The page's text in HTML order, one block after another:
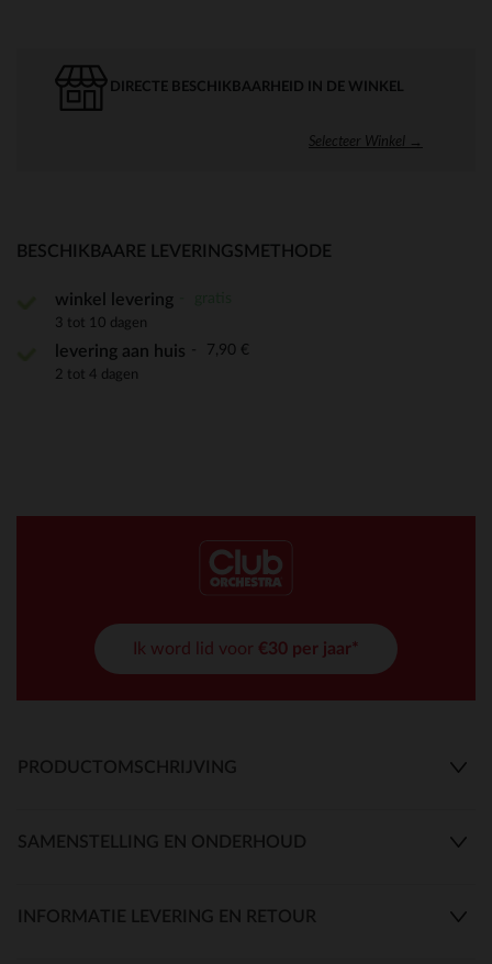
DIRECTE BESCHIKBAARHEID IN DE WINKEL
Selecteer Winkel →
BESCHIKBAARE LEVERINGSMETHODE
winkel levering
3 tot 10 dagen
levering aan huis 7,90 €
2 tot 4 dagen
Ik word lid voor €30 per jaar*
PRODUCTOMSCHRIJVING
SAMENSTELLING EN ONDERHOUD
INFORMATIE LEVERING EN RETOUR